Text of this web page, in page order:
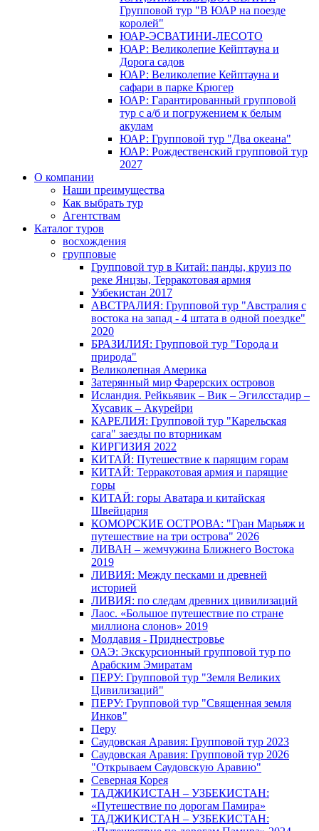
Групповой тур "В ЮАР на поезде
королей"
ЮАР-ЭСВАТИНИ-ЛЕСОТО
ЮАР: Великолепие Кейптауна и
Дорога садов
ЮАР: Великолепие Кейптауна и
сафари в парке Крюгер
ЮАР: Гарантированный групповой
тур с а/б и погружением к белым
акулам
ЮАР: Групповой тур "Два океана"
ЮАР: Рождественский групповой тур
2027
О компании
Наши преимущества
Как выбрать тур
Агентствам
Каталог туров
восхождения
групповые
Групповой тур в Китай: панды, круиз по
реке Янцзы, Терракотовая армия
Узбекистан 2017
АВСТРАЛИЯ: Групповой тур "Австралия с
востока на запад - 4 штата в одной поездке"
2020
БРАЗИЛИЯ: Групповой тур "Города и
природа"
Великолепная Америка
Затерянный мир Фарерских островов
Исландия. Рейкьявик – Вик – Эгилсстадир –
Хусавик – Акурейри
КАРЕЛИЯ: Групповой тур "Карельская
сага" заезды по вторникам
КИРГИЗИЯ 2022
КИТАЙ: Путешествие к парящим горам
КИТАЙ: Терракотовая армия и парящие
горы
КИТАЙ: горы Аватара и китайская
Швейцария
КОМОРСКИЕ ОСТРОВА: "Гран Марьяж и
путешествие на три острова" 2026
ЛИВАН – жемчужина Ближнего Востока
2019
ЛИВИЯ: Между песками и древней
историей
ЛИВИЯ: по следам древних цивилизаций
Лаос. «Большое путешествие по стране
миллиона слонов» 2019
Молдавия - Приднестровье
ОАЭ: Экскурсионный групповой тур по
Арабским Эмиратам
ПЕРУ: Групповой тур "Земля Великих
Цивилизаций"
ПЕРУ: Групповой тур "Священная земля
Инков"
Перу
Саудовская Аравия: Групповой тур 2023
Саудовская Аравия: Групповой тур 2026
"Открываем Саудовскую Аравию"
Северная Корея
ТАДЖИКИСТАН – УЗБЕКИСТАН:
«Путешествие по дорогам Памира»
ТАДЖИКИСТАН – УЗБЕКИСТАН: